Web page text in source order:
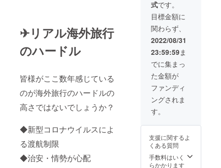
✈リアル海外旅行
のハードル
皆様がここ数年感じている
のが海外旅行のハードルの
高さではないでしょうか？
◆新型コロナウイルスによ
る渡航制限
◆治安・情勢が心配
しま
す。）
・現地
までの
交通
費・宿
泊費・
施設等
への入
場料な
どは別
途支援
者様側
ます。
※現地集
合・現
地解散
になり
国・カ
ンボジ
ア・韓
国
※「リ
世界遺
産」の
旅！公
式サイ
トの正
会員登
録後、
のツ
アー
コース
を選
択・予
約にな
さん・
時間
等） ・
有効期
間：２
０２２
年９月
～２０
２３年
８月末
日 ～プ
ライ
ベー
ツアー
・リ
モート
ツアー
催行
さい。
・有効
期間：
２０２
２年９
月～２
０２３
年８月
末日 ・
譲渡不
可 ～ツ
アー参
加の詳
参加方
前予約
制 ・無
料会員
登録・
かして
応援し
たいと
いう方
向けの
リター
ン ・埼
玉県や
大阪府
で開催
されて
いるリ
アル野
参加い
ます。
（野球
経験は
いりま
式です。
目標金額に
関わらず、
2022/08/31
23:59:59ま
でに集まっ
た金額が
ファンディ
ングされま
す。
支援に関するよ
くある質問
手数料はいく
らかかります